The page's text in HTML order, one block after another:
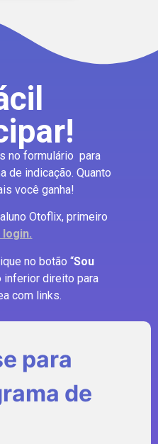
no formulário para
de indicação. Quanto
você ganha!
Otoflix, primeiro
no botão “Sou
inferior direito para
com links.
para
de